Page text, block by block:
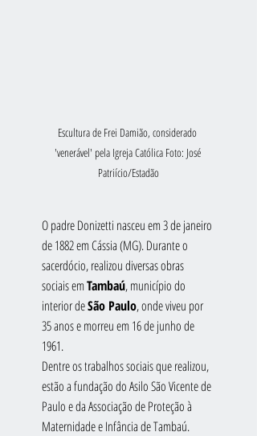
Escultura de Frei Damião, considerado
'venerável' pela Igreja Católica Foto: José
Patriício/Estadão
O padre Donizetti nasceu em 3 de janeiro
de 1882 em Cássia (MG). Durante o
sacerdócio, realizou diversas obras
sociais em Tambaú, município do
interior de São Paulo, onde viveu por
35 anos e morreu em 16 de junho de
1961.
Dentre os trabalhos sociais que realizou,
estão a fundação do Asilo São Vicente de
Paulo e da Associação de Proteção à
Maternidade e Infância de Tambaú.